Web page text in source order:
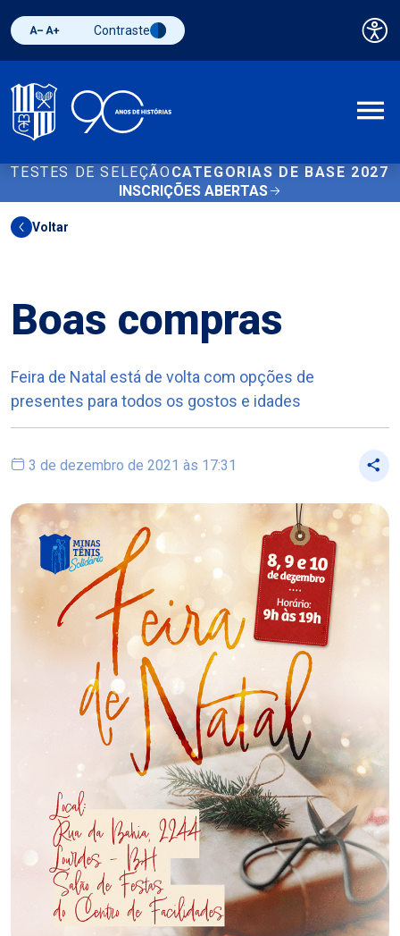
Diminuir fonte
Aumentar fonteAlternar contraste
Contraste
TESTES DE SELEÇÃO CATEGORIAS DE BASE 2027
INSCRIÇÕES ABERTAS
Voltar
Boas compras
Feira de Natal está de volta com opções de
presentes para todos os gostos e idades
3 de dezembro de 2021 às 17:31